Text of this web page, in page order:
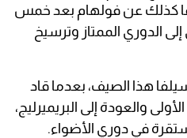
كذلك عن فولهام بعد خمس
الدوري الممتاز وترسيخ
هذا الصيف، بعدما قاد
والعودة إلى البريميرليج،
في دوري الأضواء.